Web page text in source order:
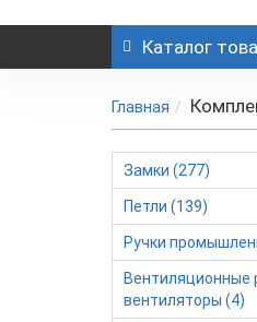
Каталог
Главная
Замки (277)
Петли (139)
Ручки
Вентиляционные
вентиляторы (4)